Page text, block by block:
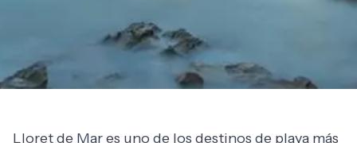
Lloret de Mar es uno de los destinos de playa más